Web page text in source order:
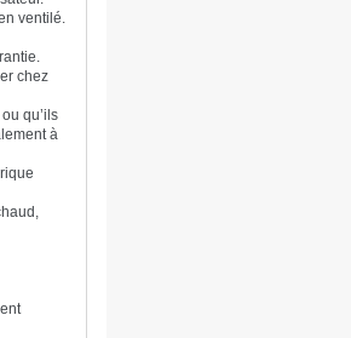
ventilé.
chez
qu’ils
à